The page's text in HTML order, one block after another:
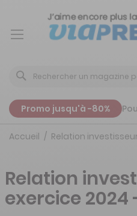
Promo jusqu'à -80%
Accueil Relation
Relation
exercice 2024